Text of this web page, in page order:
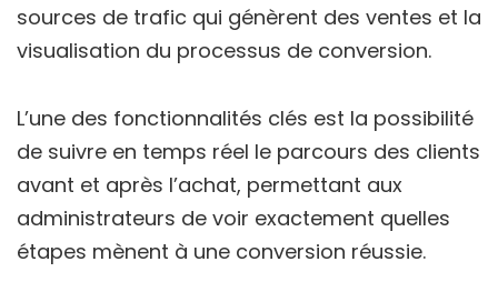
sources de trafic qui génèrent des ventes et la
visualisation du processus de conversion.
L’une des fonctionnalités clés est la possibilité
de suivre en temps réel le parcours des clients
avant et après l’achat, permettant aux
administrateurs de voir exactement quelles
étapes mènent à une conversion réussie.